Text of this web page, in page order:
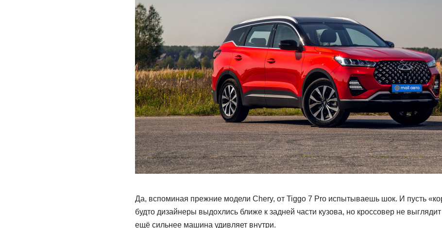
Да, вспоминая прежние модели Chery, от Tiggo 7 Pro испытываешь шок. И пусть
будто дизайнеры выдохлись ближе к задней части кузова, но кроссовер не
ещё сильнее машина удивляет внутри.